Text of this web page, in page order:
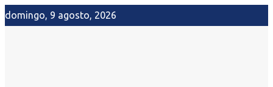
domingo, 9 agosto, 2026